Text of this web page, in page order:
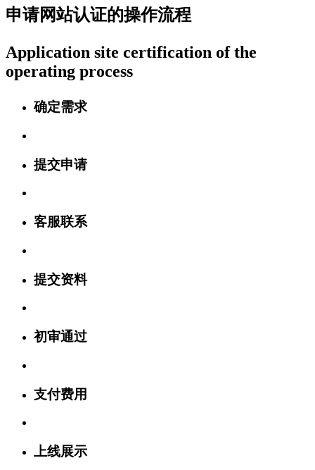
申请网站认证的操作流程
Application site certification of the
operating process
确定需求
提交申请
客服联系
提交资料
初审通过
支付费用
上线展示